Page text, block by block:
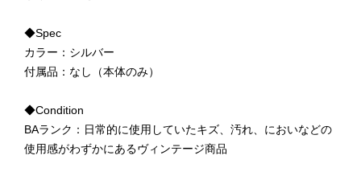
◆Spec
カラー：シルバー
付属品：なし（本体のみ）
◆Condition
BAランク：日常的に使用していたキズ、汚れ、においなどの
使用感がわずかにあるヴィンテージ商品